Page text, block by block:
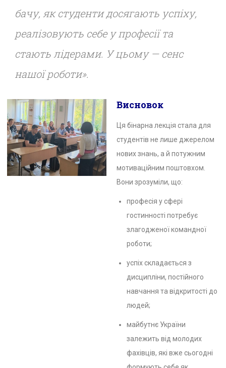
бачу, як студенти досягають успіху,
реалізовують себе у професії та
стають лідерами. У цьому — сенс
нашої роботи».
Висновок
Ця бінарна лекція стала для
студентів не лише джерелом
нових знань, а й потужним
мотиваційним поштовхом.
Вони зрозуміли, що:
професія у сфері
гостинності потребує
злагодженої командної
роботи;
успіх складається з
дисципліни, постійного
навчання та відкритості до
людей;
майбутнє України
залежить від молодих
фахівців, які вже сьогодні